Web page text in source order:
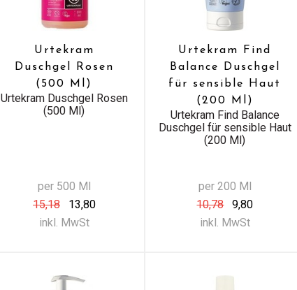
Urtekram
Duschgel Rosen
(500 Ml)
Urtekram Duschgel Rosen
(500 Ml)
per 500 Ml
15,18
13,80
inkl. MwSt
Urtekram Find
Balance Duschgel
für sensible Haut
(200 Ml)
Urtekram Find Balance
Duschgel für sensible Haut
(200 Ml)
per 200 Ml
10,78
9,80
inkl. MwSt